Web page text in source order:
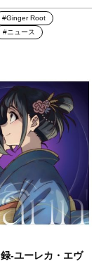
#Ginger Root
#ニュース
-ユーレカ・エヴ